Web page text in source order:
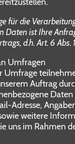
für die
Daten ist Ihre
d.h. Art. 6 Abs.
Umfragen
Umfrage
Auftrag
Adresse,
weitere
uns im Rahmen